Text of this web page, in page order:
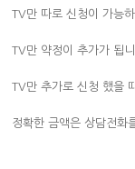
TV만 따로 신청이 가능
TV만 약정이 추가가 됩니
TV만 추가로 신청 했을
정확한 금액은 상담전화